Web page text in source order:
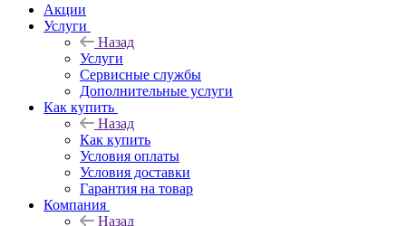
Акции
Услуги
Назад
Услуги
Сервисные службы
Дополнительные услуги
Как купить
Назад
Как купить
Условия оплаты
Условия доставки
Гарантия на товар
Компания
Назад